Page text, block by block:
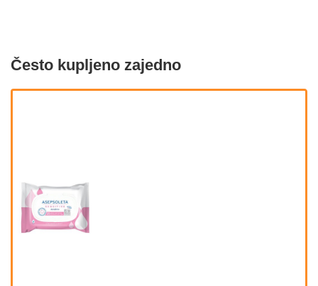
Često kupljeno zajedno